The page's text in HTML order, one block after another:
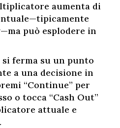
aumenta di
può esplodere in
ferma su un punto
a una decisione in
“Continue” per
o tocca “Cash Out”
attuale e